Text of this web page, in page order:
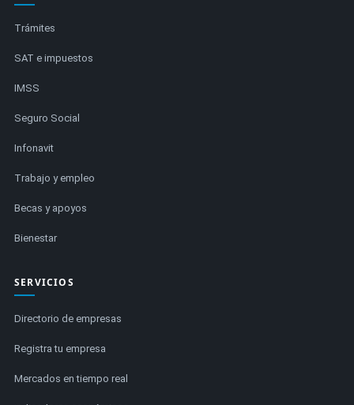
Trámites
SAT e impuestos
IMSS
Seguro Social
Infonavit
Trabajo y empleo
Becas y apoyos
Bienestar
SERVICIOS
Directorio de empresas
Registra tu empresa
Mercados en tiempo real